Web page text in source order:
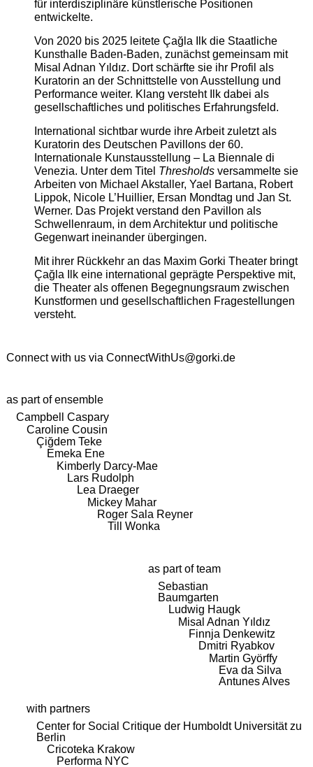
für interdisziplinäre künstlerische Positionen
entwickelte.
Von 2020 bis 2025 leitete Çağla Ilk die Staatliche
Kunsthalle Baden-Baden, zunächst gemeinsam mit
Misal Adnan Yıldız. Dort schärfte sie ihr Profil als
Kuratorin an der Schnittstelle von Ausstellung und
Performance weiter. Klang versteht Ilk dabei als
gesellschaftliches und politisches Erfahrungsfeld.
International sichtbar wurde ihre Arbeit zuletzt als
Kuratorin des Deutschen Pavillons der 60.
Internationale Kunstausstellung – La Biennale di
Venezia. Unter dem Titel Thresholdsversammelte sie
Arbeiten von Michael Akstaller, Yael Bartana, Robert
Lippok, Nicole L’Huillier, Ersan Mondtag und Jan St.
Werner. Das Projekt verstand den Pavillon als
Schwellenraum, in dem Architektur und politische
Gegenwart ineinander übergingen.
Mit ihrer Rückkehr an das Maxim Gorki Theater bringt
Çağla Ilk eine international geprägte Perspektive mit,
die Theater als offenen Begegnungsraum zwischen
Kunstformen und gesellschaftlichen Fragestellungen
versteht.
Connect with us via ConnectWithUs@gorki.de
as part of ensemble
Campbell Caspary
Caroline Cousin
Çiğdem Teke
Emeka Ene
Kimberly Darcy-Mae
Lars Rudolph
Lea Draeger
Mickey Mahar
Roger Sala Reyner
Till Wonka
as part of team
Sebastian
Baumgarten
Ludwig Haugk
Misal Adnan Yıldız
Finnja Denkewitz
Dmitri Ryabkov
Martin Györffy
Eva da Silva
Antunes Alves
with partners
Center for Social Critique der Humboldt Universität zu
Berlin
Cricoteka Krakow
Performa NYC